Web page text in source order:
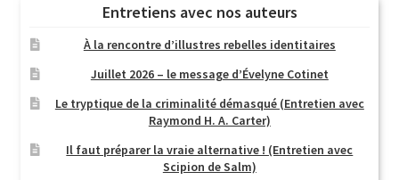
Entretiens avec nos auteurs
À la rencontre d’illustres rebelles identitaires
Juillet 2026 – le message d’Évelyne Cotinet
Le tryptique de la criminalité démasqué (Entretien avec
Raymond H. A. Carter)
Il faut préparer la vraie alternative ! (Entretien avec
Scipion de Salm)